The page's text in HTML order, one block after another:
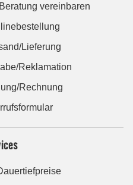
vereinbaren
Lieferung
Reklamation
Rechnung